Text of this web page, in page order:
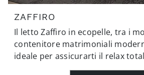
ZAFFIRO
Il letto Zaffiro in ecopelle, tra i
contenitore matrimoniali
ideale per assicurarti il relax